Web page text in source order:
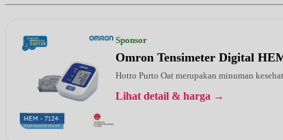
Sponsor
Omron Tensimeter Digital
Hotto Purto Oat merupakan minuman
Lihat detail & harga →